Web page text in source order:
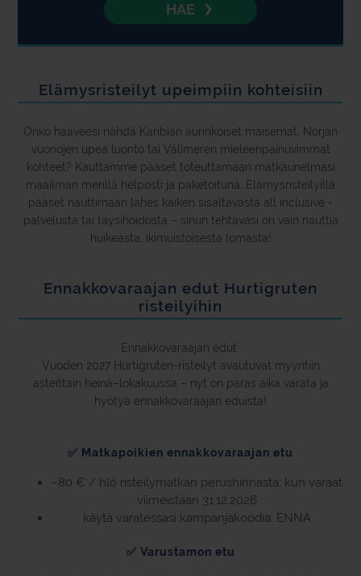
HAE
Elämysristeilyt upeimpiin kohteisiin
Onko haaveesi nähdä Karibian aurinkoiset maisemat, Norjan
vuonojen upea luonto tai Välimeren mieleenpainuvimmat
kohteet? Kauttamme pääset toteuttamaan matkaunelmasi
maailman merillä helposti ja paketoituna. Elämysristeilyillä
pääset nauttimaan lähes kaiken sisältävästä all inclusive -
palvelusta tai täysihoidosta – sinun tehtäväsi on vain nauttia
huikeasta, ikimuistoisesta lomasta!
Ennakkovaraajan edut Hurtigruten
risteilyihin
Ennakkovaraajan edut
Vuoden 2027 Hurtigruten-risteilyt avautuvat myyntiin
asteittain heinä–lokakuussa – nyt on paras aika varata ja
hyötyä ennakkovaraajan eduista!
✅ Matkapoikien ennakkovaraajan etu
–80 € / hlö risteilymatkan perushinnasta, kun varaat
viimeistään 31.12.2026
käytä varatessasi kampanjakoodia: ENNA
✅ Varustamon etu